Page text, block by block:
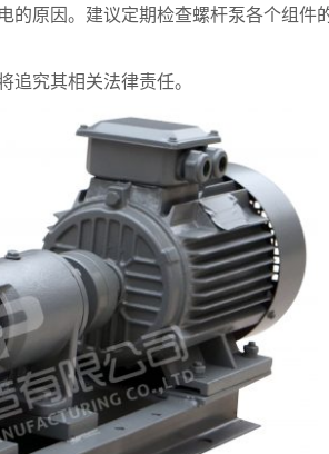
原因。建议定期检查螺杆泵各个组件
究其相关法律责任。